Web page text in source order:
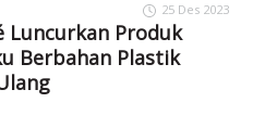
25 Des 2023
Luncurkan Produk
Berbahan Plastik